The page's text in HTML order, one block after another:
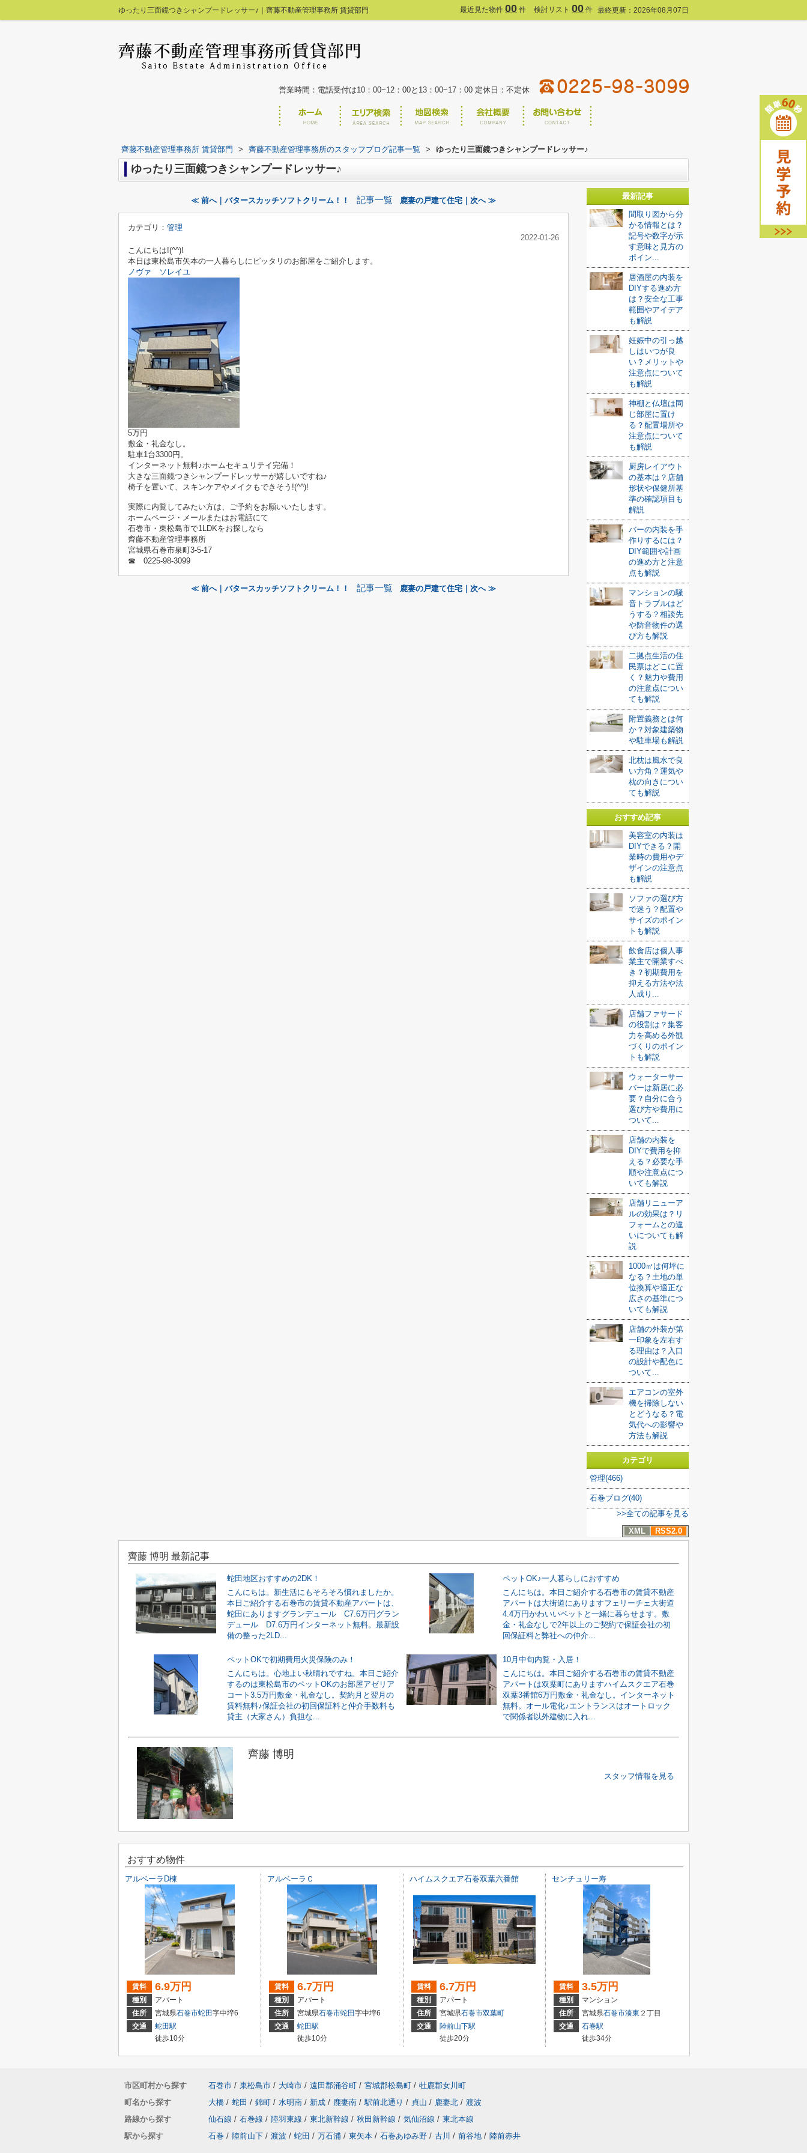
ゆったり三面鏡つきシャンプードレッサー♪｜齊藤不動産管理事務所 賃貸部門 最近見た物件 00 件 検討リスト 00 件 最終更新：2026年08月07日
営業時間：電話受付は10：00~12：00と13：00~17：00 定休日：不定休
齊藤不動産管理事務所 賃貸部門 > 齊藤不動産管理事務所のスタッフブログ記事一覧 > ゆったり三面鏡つきシャンプードレッサー♪
ゆったり三面鏡つきシャンプードレッサー♪
≪ 前へ｜バタースカッチソフトクリーム！！ 記事一覧 鹿妻の戸建て住宅｜次へ ≫
カテゴリ： 管理
2022-01-26
こんにちは!(^^)!
本日は東松島市矢本の一人暮らしにピッタリのお部屋をご紹介します。
ノヴァ ソレイユ
5万円
敷金・礼金なし。
駐車1台3300円。
インターネット無料♪ホームセキュリテイ完備！
大きな三面鏡つきシャンプードレッサーが嬉しいですね♪
椅子を置いて、スキンケアやメイクもできそう!(^^)!
実際に内覧してみたい方は、ご予約をお願いいたします。
ホームページ・メールまたはお電話にて
石巻市・東松島市で1LDKをお探しなら
齊藤不動産管理事務所
宮城県石巻市泉町3-5-17
☎ 0225-98-3099
≪ 前へ｜バタースカッチソフトクリーム！！ 記事一覧 鹿妻の戸建て住宅｜次へ ≫
最新記事
間取り図から分
かる情報とは？
記号や数字が示
す意味と見方の
ポイン...
居酒屋の内装を
DIYする進め方
は？安全な工事
範囲やアイデア
も解説
妊娠中の引っ越
しはいつが良
い？メリットや
注意点について
も解説
神棚と仏壇は同
じ部屋に置け
る？配置場所や
注意点について
も解説
厨房レイアウト
の基本は？店舗
形状や保健所基
準の確認項目も
解説
バーの内装を手
作りするには？
DIY範囲や計画
の進め方と注意
点も解説
マンションの騒
音トラブルはど
うする？相談先
や防音物件の選
び方も解説
二拠点生活の住
民票はどこに置
く？魅力や費用
の注意点につい
ても解説
附置義務とは何
か？対象建築物
や駐車場も解説
北枕は風水で良
い方角？運気や
枕の向きについ
ても解説
おすすめ記事
美容室の内装は
DIYできる？開
業時の費用やデ
ザインの注意点
も解説
ソファの選び方
で迷う？配置や
サイズのポイン
トも解説
飲食店は個人事
業主で開業すべ
き？初期費用を
抑える方法や法
人成り...
店舗ファサード
の役割は？集客
力を高める外観
づくりのポイン
トも解説
ウォーターサー
バーは新居に必
要？自分に合う
選び方や費用に
ついて...
店舗の内装を
DIYで費用を抑
える？必要な手
順や注意点につ
いても解説
店舗リニューア
ルの効果は？リ
フォームとの違
いについても解
説
1000㎡は何坪に
なる？土地の単
位換算や適正な
広さの基準につ
いても解説
店舗の外装が第
一印象を左右す
る理由は？入口
の設計や配色に
ついて...
エアコンの室外
機を掃除しない
とどうなる？電
気代への影響や
方法も解説
カテゴリ
管理(466)
石巻ブログ(40)
>>全ての記事を見る
XML
RSS2.0
齊藤 博明 最新記事
蛇田地区おすすめの2DK！
こんにちは。新生活にもそろそろ慣れましたか。
本日ご紹介する石巻市の賃貸不動産アパートは、
蛇田にありますグランデュール C7.6万円グラン
デュール D7.6万円インターネット無料。最新設
備の整った2LD...
ペットOK♪一人暮らしにおすすめ
こんにちは。本日ご紹介する石巻市の賃貸不動産
アパートは大街道にありますフェリーチェ大街道
4.4万円かわいいペットと一緒に暮らせます。敷
金・礼金なしで2年以上のご契約で保証会社の初
回保証料と弊社への仲介...
ペットOKで初期費用火災保険のみ！
こんにちは。心地よい秋晴れですね。本日ご紹介
するのは東松島市のペットOKのお部屋アゼリア
コート3.5万円敷金・礼金なし。契約月と翌月の
賃料無料♪保証会社の初回保証料と仲介手数料も
貸主（大家さん）負担な...
10月中旬内覧・入居！
こんにちは。本日ご紹介する石巻市の賃貸不動産
アパートは双葉町にありますハイムスクエア石巻
双葉3番館6万円敷金・礼金なし。インターネット
無料。オール電化♪エントランスはオートロック
で関係者以外建物に入れ...
齊藤 博明
スタッフ情報を見る
おすすめ物件
アルベーラD棟
賃料 6.9万円
種別
アパート
住所
宮城県石巻市蛇田字中埣6
交通
蛇田駅
徒歩10分
アルベーラＣ
賃料 6.7万円
種別
アパート
住所
宮城県石巻市蛇田字中埣6
交通
蛇田駅
徒歩10分
ハイムスクエア石巻双葉六番館
賃料 6.7万円
種別
アパート
住所
宮城県石巻市双葉町
交通
陸前山下駅
徒歩20分
センチュリー寿
賃料 3.5万円
種別
マンション
住所
宮城県石巻市湊東 ２丁目
交通
石巻駅
徒歩34分
市区町村から探す 石巻市 / 東松島市 / 大崎市 / 遠田郡涌谷町 / 宮城郡松島町 / 牡鹿郡女川町
町名から探す
大橋 / 蛇田 / 錦町 / 水明南 / 新成 / 鹿妻南 / 駅前北通り / 貞山 / 鹿妻北 / 渡波
路線から探す
仙石線 / 石巻線 / 陸羽東線 / 東北新幹線 / 秋田新幹線 / 気仙沼線 / 東北本線
駅から探す
石巻 / 陸前山下 / 渡波 / 蛇田 / 万石浦 / 東矢本 / 石巻あゆみ野 / 古川 / 前谷地 / 陸前赤井